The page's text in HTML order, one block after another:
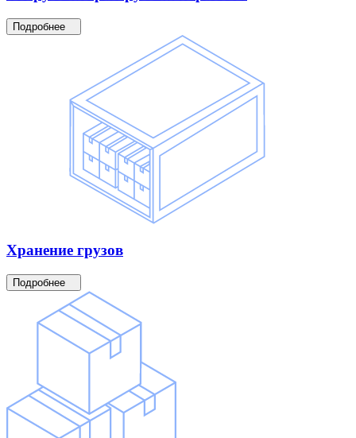
Подробнее
Хранение грузов
Подробнее